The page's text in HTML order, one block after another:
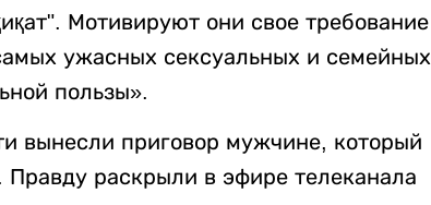
Мотивируют они свое требование
ужасных сексуальных и семейных
пользы».
вынесли приговор мужчине, который
Правду раскрыли в эфире телеканала